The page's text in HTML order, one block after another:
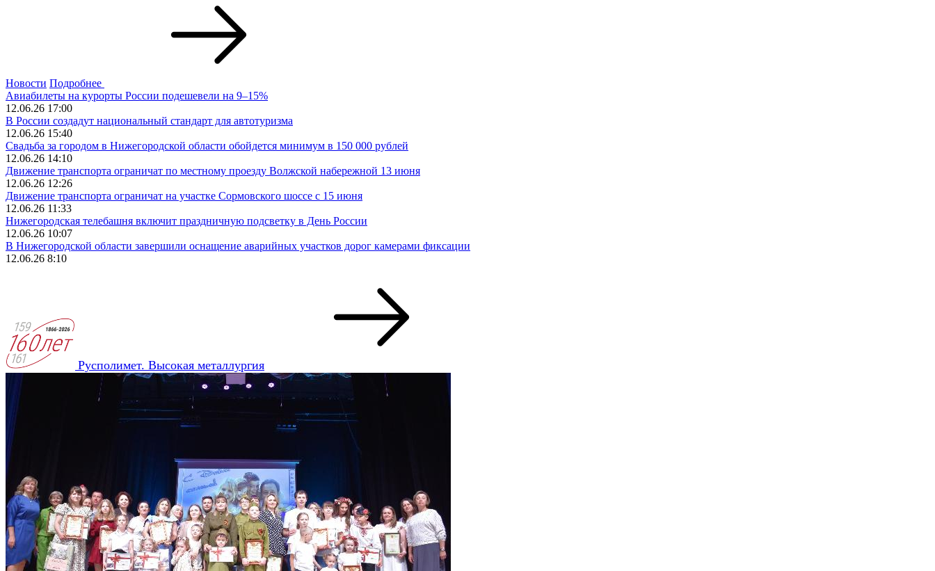
Новости Подробнее
Авиабилеты на курорты России подешевели на 9–15%
12.06.26 17:00
В России создадут национальный стандарт для автотуризма
12.06.26 15:40
Свадьба за городом в Нижегородской области обойдется минимум в 150 000 рублей
12.06.26 14:10
Движение транспорта ограничат по местному проезду Волжской набережной 13 июня
12.06.26 12:26
Движение транспорта ограничат на участке Сормовского шоссе с 15 июня
12.06.26 11:33
Нижегородская телебашня включит праздничную подсветку в День России
12.06.26 10:07
В Нижегородской области завершили оснащение аварийных участков дорог камерами фиксации
12.06.26 8:10
Русполимет. Высокая металлургия